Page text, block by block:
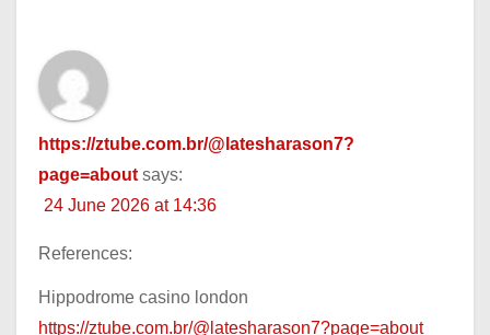
https://ztube.com.br/@latesharason7?
page=about says:
24 June 2026 at 14:36
References:
Hippodrome casino london
https://ztube.com.br/@latesharason7?page=about